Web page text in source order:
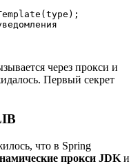
уведомления
через прокси и
Первый секрет
что в Spring
прокси JDK и